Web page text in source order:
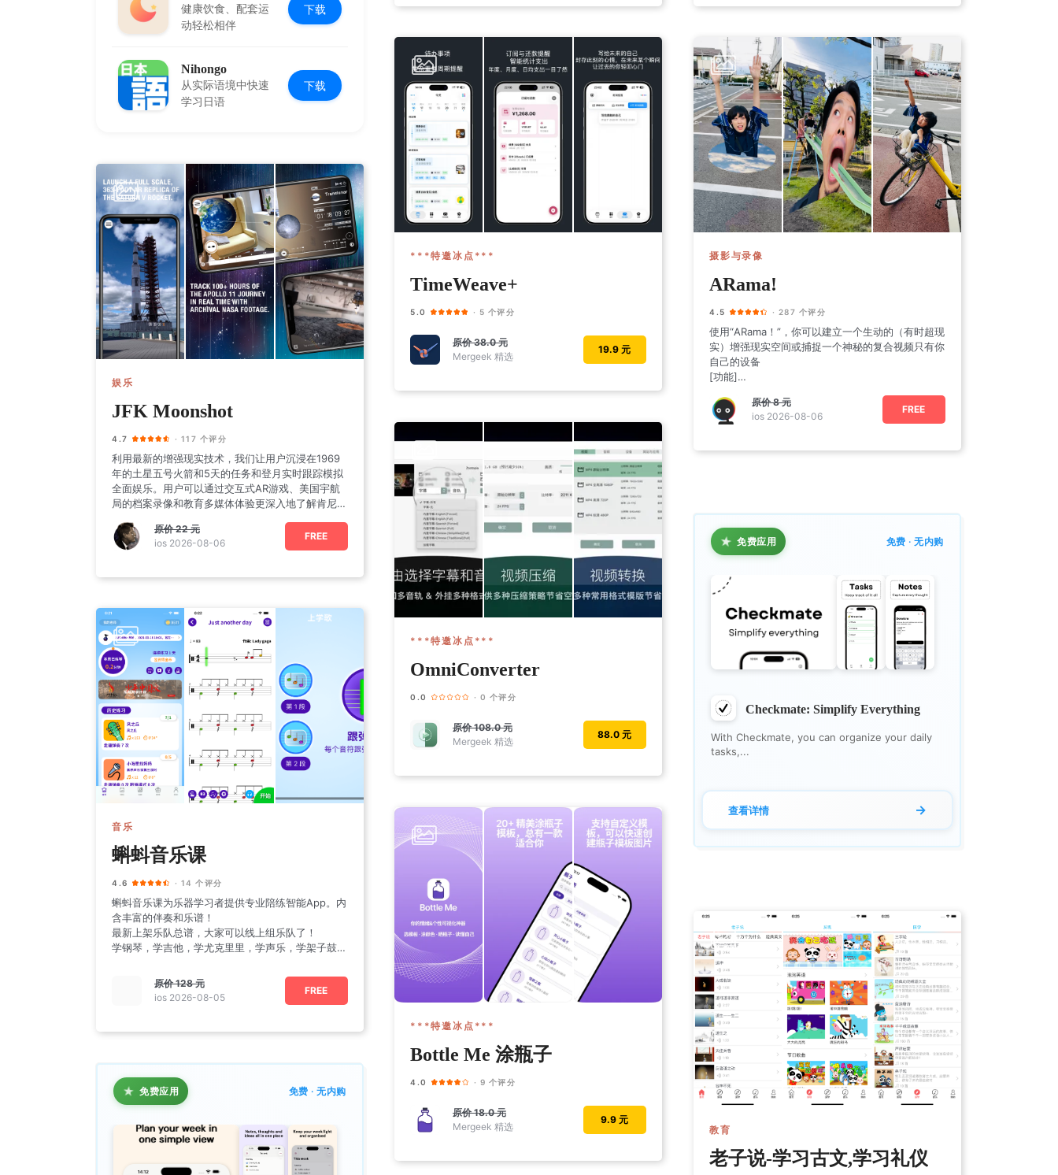
健康饮食、配套运
动轻松相伴
下载
Nihongo
从实际语境中快速
学习日语
下载
***特邀冰点***
TimeWeave+
5.0 · 5 个评分
原价38.0 元
Mergeek 精选
19.9 元
摄影与录像
ARama!
4.5 · 287 个评分
使用“ARama！”，你可以建立一个生动的（有时超现
实）增强现实空间或捕捉一个神秘的复合视频只有你
自己的设备
[功能]
能会受到限制。）
原价8 元
ios 2026-08-06
FREE
娱乐
JFK Moonshot
4.7 · 117 个评分
利用最新的增强现实技术，我们让用户沉浸在1969
年的土星五号火箭和5天的任务和登月实时跟踪模拟
全面娱乐。用户可以通过交互式AR游戏、美国宇航
局的档案录像和教育多媒体体验更深入地了解肯尼迪
原价22 元
ios 2026-08-06
FREE
***特邀冰点***
OmniConverter
0.0 · 0 个评分
原价108.0 元
Mergeek 精选
88.0 元
★ 免费应用 免费 · 无内购
Checkmate: Simplify Everything
With Checkmate, you can organize your daily
tasks,...
查看详情 →
音乐
蝌蚪音乐课
4.6 · 14 个评分
蝌蚪音乐课为乐器学习者提供专业陪练智能App。内
含丰富的伴奏和乐谱！
最新上架乐队总谱，大家可以线上组乐队了！
学钢琴，学吉他，学尤克里里，学声乐，学架子鼓，
原价128 元
ios 2026-08-05
FREE
***特邀冰点***
Bottle Me 涂瓶子
4.0 · 9 个评分
原价18.0 元
Mergeek 精选
9.9 元
教育
老子说-学习古文,学习礼仪
★ 免费应用 免费 · 无内购